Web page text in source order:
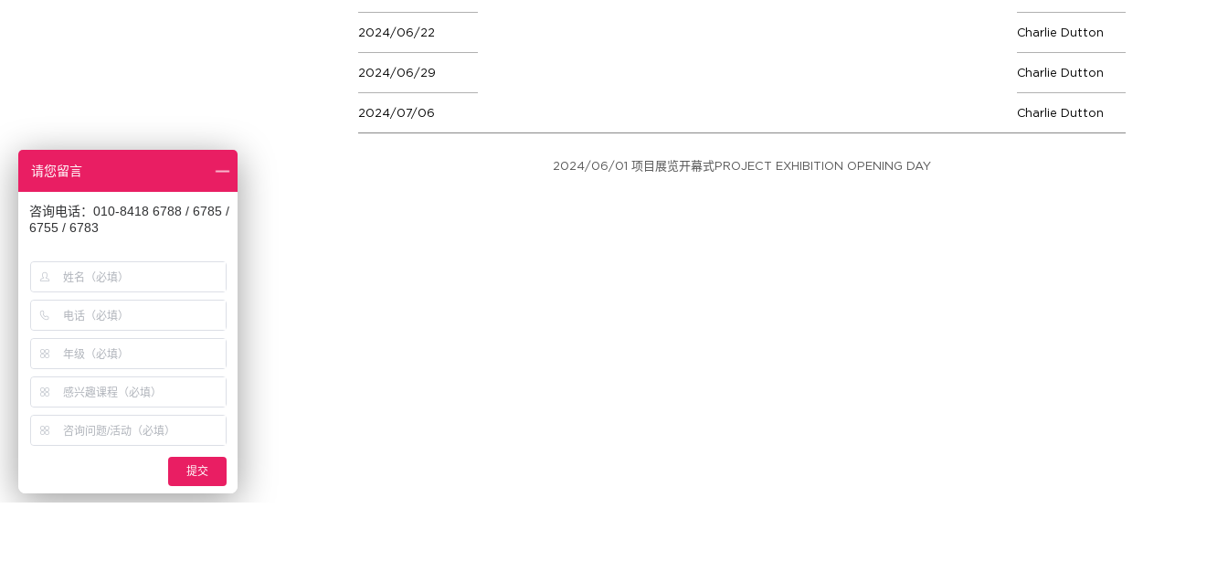
2024/06/22 Charlie Dutton
2024/06/29 Charlie Dutton
2024/07/06 Charlie Dutton
2024/06/01 项目展览开幕式PROJECT EXHIBITION OPENING DAY
请您留言
咨询电话：010-8418 6788 / 6785 /
6755 / 6783
提交